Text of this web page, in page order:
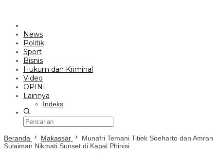
News
Politik
Sport
Bisnis
Hukum dan Kriminal
Video
OPINI
Lainnya
Indeks
Beranda Makassar
Munafri Temani Titiek Soeharto dan Amran
Sulaiman Nikmati Sunset di Kapal Phinisi